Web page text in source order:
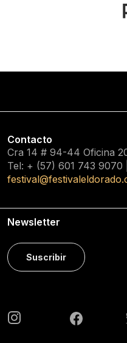
Contacto
Cra 14 # 94-44 Oficina
Tel: + (57) 601 743 9070
Newsletter
Suscribir